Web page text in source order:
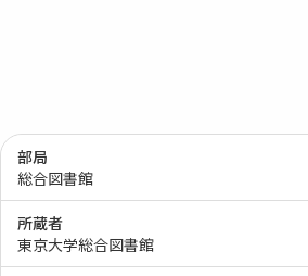
部局
総合図書館
所蔵者
東京大学総合図書館